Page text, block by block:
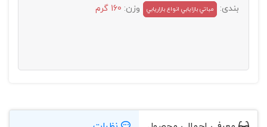
بندی:
مباتي بازايابي انواع بازاريابي وزن: 160 گرم